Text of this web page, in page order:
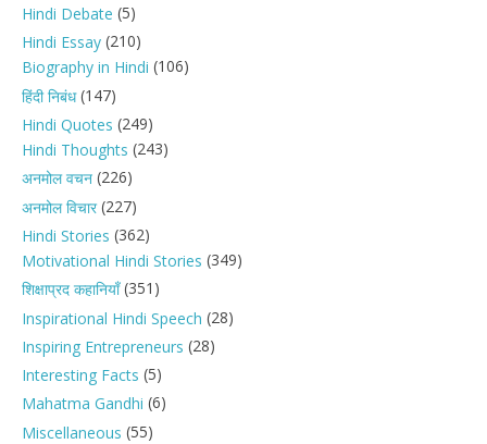
Hindi Debate (5)
Hindi Essay (210)
Biography in Hindi (106)
हिंदी निबंध(147)
Hindi Quotes (249)
Hindi Thoughts (243)
अनमोल वचन (226)
अनमोल विचार(227)
Hindi Stories (362)
Motivational Hindi Stories (349)
शिक्षाप्रद कहानियाँ(351)
Inspirational Hindi Speech (28)
Inspiring Entrepreneurs (28)
Interesting Facts (5)
Mahatma Gandhi (6)
Miscellaneous (55)